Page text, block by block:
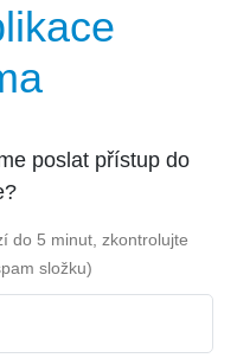
poslat přístup do
do 5 minut, zkontrolujte
složku)